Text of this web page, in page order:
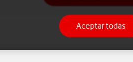
Aceptar todas